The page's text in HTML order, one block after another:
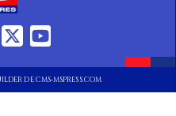
DE CMS-MSPRESS.COM